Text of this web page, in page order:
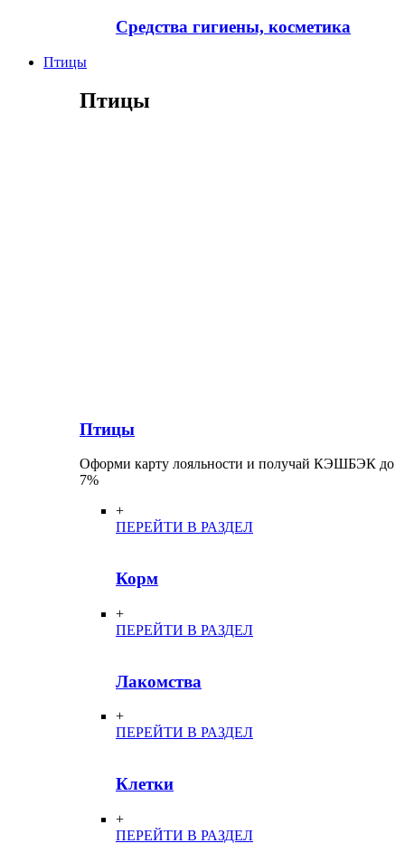
Средства гигиены, косметика
Птицы
Птицы
Птицы
Оформи карту лояльности и получай КЭШБЭК до
7%
+
ПЕРЕЙТИ В РАЗДЕЛ
Корм
+
ПЕРЕЙТИ В РАЗДЕЛ
Лакомства
+
ПЕРЕЙТИ В РАЗДЕЛ
Клетки
+
ПЕРЕЙТИ В РАЗДЕЛ